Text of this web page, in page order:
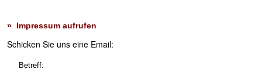
» Impressum aufrufen
Schicken Sie uns eine Email:
Betreff: